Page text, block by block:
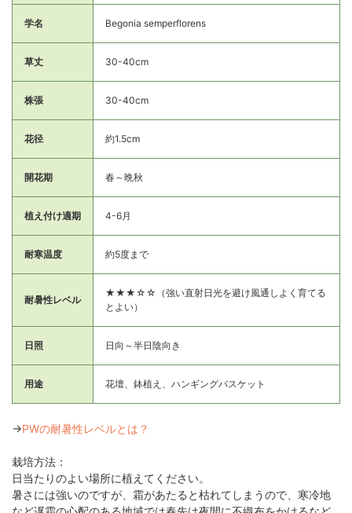
学名 Begonia semperflorens
草丈 30-40cm
株張 30-40cm
花径 約1.5cm
開花期 春～晩秋
植え付け適期 4-6月
耐寒温度 約5度まで
耐暑性レベル
★★★☆☆（強い直射日光を避け風通しよく育てる
とよい）
日照 日向～半日陰向き
用途 花壇、鉢植え、ハンギングバスケット
→PWの耐暑性レベルとは？
栽培方法：
日当たりのよい場所に植えてください。
暑さには強いのですが、霜があたると枯れてしまうので、寒冷地